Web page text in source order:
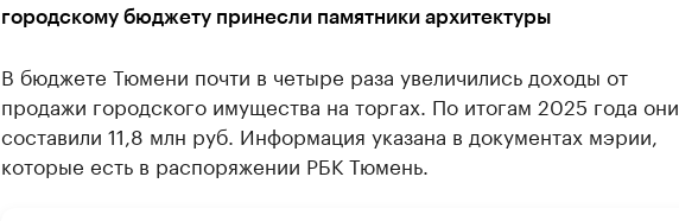
городскому бюджету принесли памятники архитектуры
В бюджете Тюмени почти в четыре раза увеличились доходы от
продажи городского имущества на торгах. По итогам 2025 года они
составили 11,8 млн руб. Информация указана в документах мэрии,
которые есть в распоряжении РБК Тюмень.